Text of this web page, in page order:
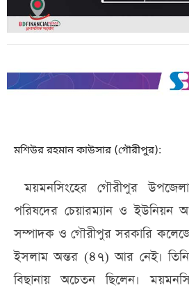
মশিউর রহমান কাউসার (গৌরীপুর):
ময়মনসিংহের গৌরীপুর
পরিষদের চেয়ারম্যান ও ইউনিয়ন
সম্পাদক ও গৌরীপুর সরকারি
ইসলাম অন্তর (৪৭) আর নেই।
বিছানায় অচেতন ছিলেন।